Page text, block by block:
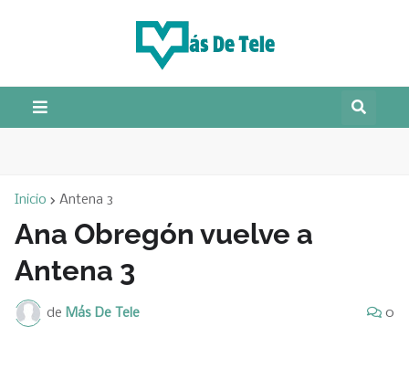
Inicio Antena 3
Ana Obregón vuelve a
Antena 3
de Más De Tele 0